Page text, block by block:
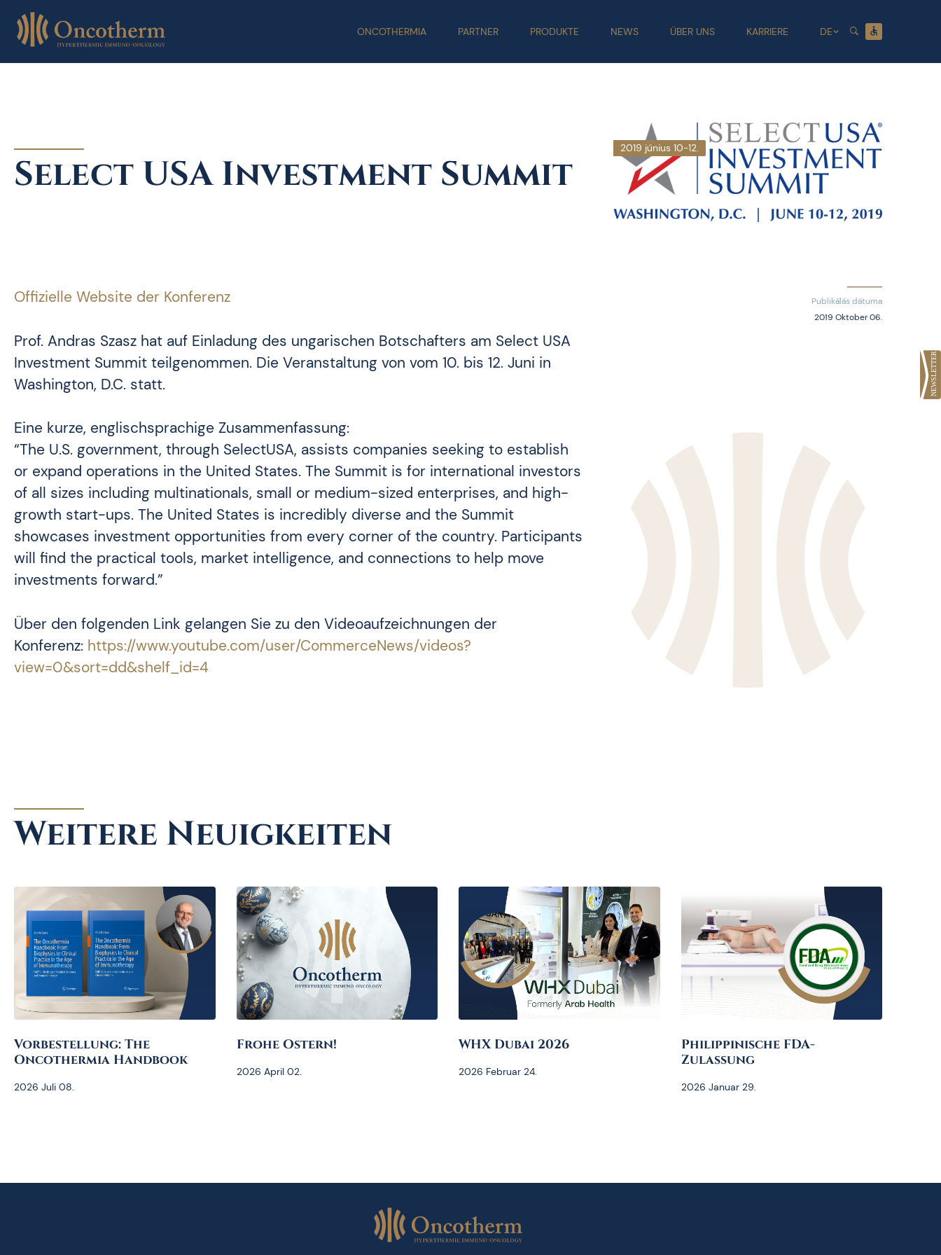
ONCOTHERMIA PARTNER PRODUKTE NEWS ÜBER UNS KARRIERE DE
Select USA Investment Summit
2019 június 10-12.
Offizielle Website der Konferenz
Prof. Andras Szasz hat auf Einladung des ungarischen Botschafters am Select USA
Investment Summit teilgenommen. Die Veranstaltung von vom 10. bis 12. Juni in
Washington, D.C. statt.
Eine kurze, englischsprachige Zusammenfassung:
“The U.S. government, through SelectUSA, assists companies seeking to establish
or expand operations in the United States. The Summit is for international investors
of all sizes including multinationals, small or medium-sized enterprises, and high-
growth start-ups. The United States is incredibly diverse and the Summit
showcases investment opportunities from every corner of the country. Participants
will find the practical tools, market intelligence, and connections to help move
investments forward.”
Über den folgenden Link gelangen Sie zu den Videoaufzeichnungen der
Konferenz: https://www.youtube.com/user/CommerceNews/videos?
view=0&sort=dd&shelf_id=4
Publikálás dátuma
2019 Oktober 06.
Weitere Neuigkeiten
Vorbestellung: The
Oncothermia Handbook
2026 Juli 08.
Frohe Ostern!
2026 April 02.
WHX Dubai 2026
2026 Februar 24.
Philippinische FDA-
Zulassung
2026 Januar 29.